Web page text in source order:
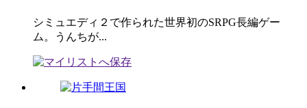
シミュエディ２で作られた世界初のSRPG長編ゲー
ム。うんちが...